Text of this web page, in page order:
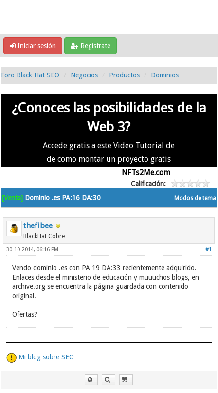
Iniciar sesión Regístrate
Foro Black Hat SEO Negocios Productos Dominios
¿Conoces las posibilidades de la
Web 3?
Accede gratis a este Video Tutorial de
de como montar un proyecto gratis
NFTs2Me.com
Calificación:
Modos de tema
[Venta] Dominio .es PA:16 DA:30
thefibee
BlackHat Cobre
#1
30-10-2014, 06:16 PM
Vendo dominio .es con PA:19 DA:33 recientemente adquirido.
Enlaces desde el ministerio de educación y muuuchos blogs, en
archive.org se encuentra la página guardada con contenido
original.
Ofertas?
Mi blog sobre SEO